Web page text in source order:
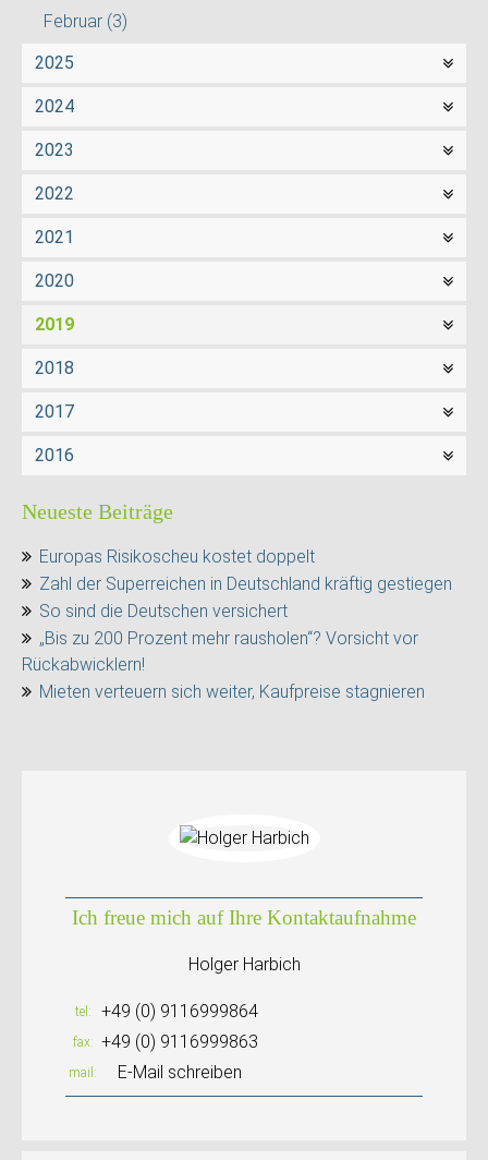
Februar (3)
2025
2024
2023
2022
2021
2020
2019
2018
2017
2016
Neueste Beiträge
Europas Risikoscheu kostet doppelt
Zahl der Superreichen in Deutschland kräftig gestiegen
So sind die Deutschen versichert
„Bis zu 200 Prozent mehr rausholen“? Vorsicht vor
Rückabwicklern!
Mieten verteuern sich weiter, Kaufpreise stagnieren
Ich freue mich auf Ihre Kontaktaufnahme
Holger Harbich
tel +49 (0) 9116999864
fax +49 (0) 9116999863
mail E-Mail schreiben